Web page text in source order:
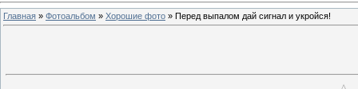
Главная » Фотоальбом » Хорошие фото » Перед выпалом дай сигнал и укройся!